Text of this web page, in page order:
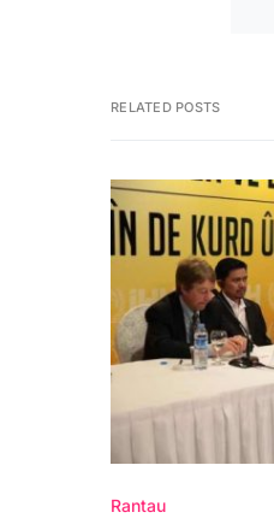
RELATED POSTS
Rantau